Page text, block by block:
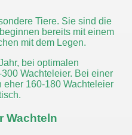
Tiere. Sie sind die
bereits mit einem
mit dem Legen.
bei optimalen
Wachteleier. Bei einer
160-180 Wachteleier
Wachteln